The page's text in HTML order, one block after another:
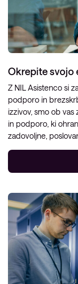
Okrepite svojo
Z NIL Asistenco si
podporo in
izzivov, smo ob
in podporo, ki
zadovoljne,